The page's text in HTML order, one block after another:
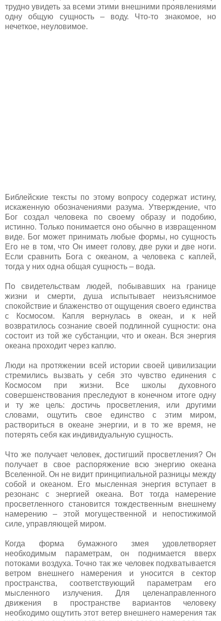
трудно увидеть за всеми этими внешними проявлениями
одну общую сущность – воду. Что-то знакомое, но
нечеткое, неуловимое.
Библейские тексты по этому вопросу содержат истину,
искаженную обозначениями разума. Утверждение, что
Бог создал человека по своему образу и подобию,
истинно. Только понимается оно обычно в извращенном
виде. Бог может принимать любые формы, но сущность
Его не в том, что Он имеет голову, две руки и две ноги.
Если сравнить Бога с океаном, а человека с каплей,
тогда у них одна общая сущность – вода.
По свидетельствам людей, побывавших на границе
жизни и смерти, душа испытывает неизъяснимое
спокойствие и блаженство от ощущения своего единства
с Космосом. Капля вернулась в океан, и к ней
возвратилось сознание своей подлинной сущности: она
состоит из той же субстанции, что и океан. Вся энергия
океана проходит через каплю.
Люди на протяжении всей истории своей цивилизации
стремились вызвать у себя это чувство единения с
Космосом при жизни. Все школы духовного
совершенствования преследуют в конечном итоге одну
и ту же цель: достичь просветления, или другими
словами, ощутить свое единство с этим миром,
раствориться в океане энергии, и в то же время, не
потерять себя как индивидуальную сущность.
Что же получает человек, достигший просветления? Он
получает в свое распоряжение всю энергию океана
Вселенной. Он не видит принципиальной разницы между
собой и океаном. Его мысленная энергия вступает в
резонанс с энергией океана. Вот тогда намерение
просветленного становится тождественным внешнему
намерению – этой могущественной и непостижимой
силе, управляющей миром.
Когда форма бумажного змея удовлетворяет
необходимым параметрам, он поднимается вверх
потоками воздуха. Точно так же человек подхватывается
ветром внешнего намерения и уносится в сектор
пространства, соответствующий параметрам его
мысленного излучения. Для целенаправленного
движения в пространстве вариантов человеку
необходимо ощутить этот ветер внешнего намерения так